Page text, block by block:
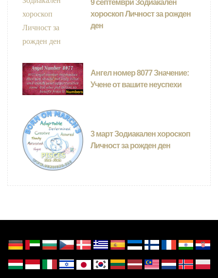
9 септември Зодиакален
хороскоп Личност за рожден
ден
Ангел номер 8077 Значение:
Учене от вашите неуспехи
3 март Зодиакален хороскоп
Личност за рожден ден